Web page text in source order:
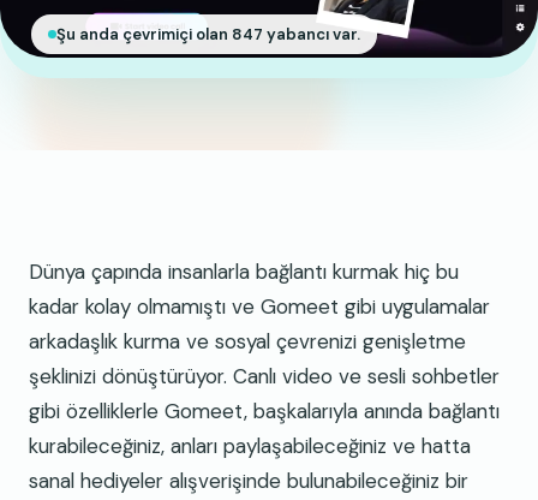
Şu anda çevrimiçi olan 847 yabancı var.
Dünya çapında insanlarla bağlantı kurmak hiç bu
kadar kolay olmamıştı ve Gomeet gibi uygulamalar
arkadaşlık kurma ve sosyal çevrenizi genişletme
şeklinizi dönüştürüyor. Canlı video ve sesli sohbetler
gibi özelliklerle Gomeet, başkalarıyla anında bağlantı
kurabileceğiniz, anları paylaşabileceğiniz ve hatta
sanal hediyeler alışverişinde bulunabileceğiniz bir